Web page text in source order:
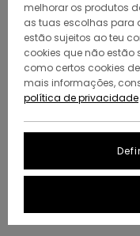
melhorar os produtos
as tuas escolhas para
estão sujeitos ao teu
cookies que não estão
como certos cookies
mais informações,
política de privacidade